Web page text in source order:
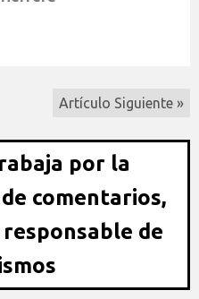
Artículo Siguiente »
por la
comentarios,
de